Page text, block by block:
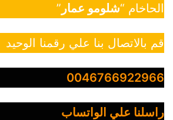
الحاخام “شلومو عمار ”
قم بالاتصال بنا علي رقمنا الوحيد
0046766922966
راسلنا علي الواتساب